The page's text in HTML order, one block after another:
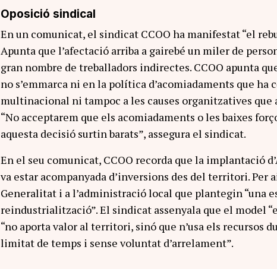
Oposició sindical
En un comunicat, el sindicat CCOO ha manifestat “el
Apunta que l’afectació arriba a gairebé un miler de
gran nombre de treballadors indirectes. CCOO apunta
no s’emmarca ni en la política d’acomiadaments que ha
multinacional ni tampoc a les causes organitzatives que
“No acceptarem que els acomiadaments o les baixes
aquesta decisió surtin barats”, assegura el sindicat.
En el seu comunicat, CCOO recorda que la implantació
va estar acompanyada d’inversions des del territori. Per
Generalitat i a l’administració local que plantegin “una
reindustrialització”. El sindicat assenyala que el model
“no aporta valor al territori, sinó que n’usa els recursos
limitat de temps i sense voluntat d’arrelament”.